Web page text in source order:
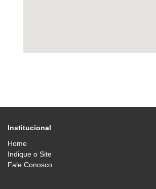
Institucional
Home
Indique o Site
Fale Conosco